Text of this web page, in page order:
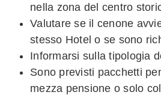
nella zona del centro
Valutare se il cenone
stesso Hotel o se sono
Informarsi sulla tipologia
Sono previsti pacchetti
mezza pensione o solo